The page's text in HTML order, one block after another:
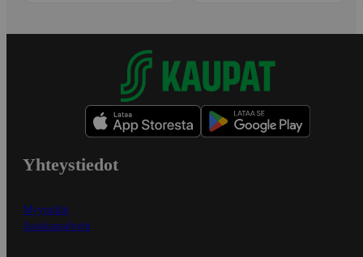
Yhteystiedot
Myymälät
Asiakaspalvelu